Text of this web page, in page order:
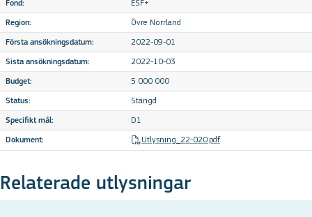
Fond: ESF+
Region: Övre Norrland
Första ansökningsdatum: 2022-09-01
Sista ansökningsdatum: 2022-10-03
Budget: 5 000 000
Status: Stängd
Specifikt mål: D1
Dokument: Utlysning_22-020.pdf
Relaterade utlysningar